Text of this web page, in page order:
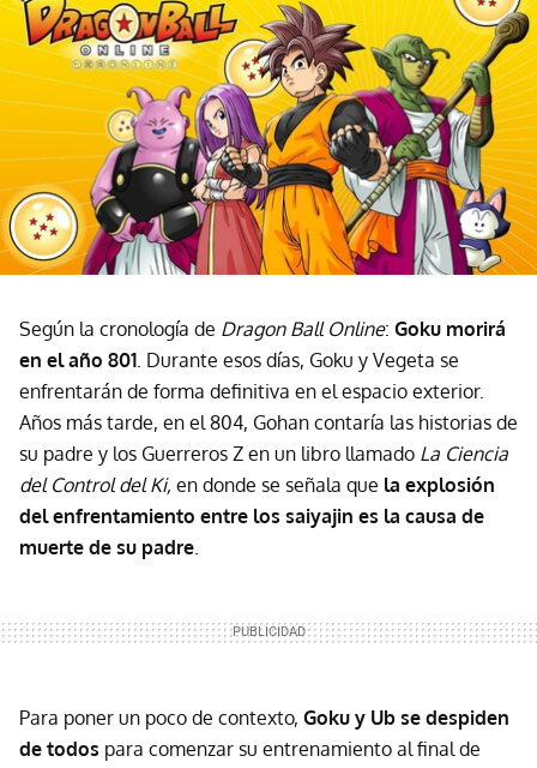
Según la cronología de Dragon Ball Online: Goku morirá
en el año 801. Durante esos días, Goku y Vegeta se
enfrentarán de forma definitiva en el espacio exterior.
Años más tarde, en el 804, Gohan contaría las historias de
su padre y los Guerreros Z en un libro llamado La Ciencia
del Control del Ki, en donde se señala que la explosión
del enfrentamiento entre los saiyajin es la causa de
muerte de su padre.
Para poner un poco de contexto, Goku y Ub se despiden
de todos para comenzar su entrenamiento al final de